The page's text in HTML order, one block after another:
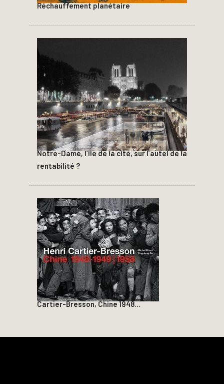
Réchauffement planétaire
Notre-Dame, l’île de la cité, sur l’autel de la
rentabilité ?
Cartier-Bresson, Chine 1948…